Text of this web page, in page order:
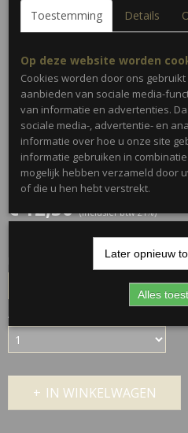
Riem
€ 12,50 (inclusief btw 21%)
Aantal
IN WINKELWAGEN
Toestemming Details
Op deze website worden
Cookies worden door ons
aanbieden van sociale media-
van informatie en advertenties.
sociale media-, advertentie- en
informatie over hoe u onze site
informatie gebruiken in
mogelijk hebben verzameld door
of die u hen hebt verstrekt.
Later opnieuw
Alles